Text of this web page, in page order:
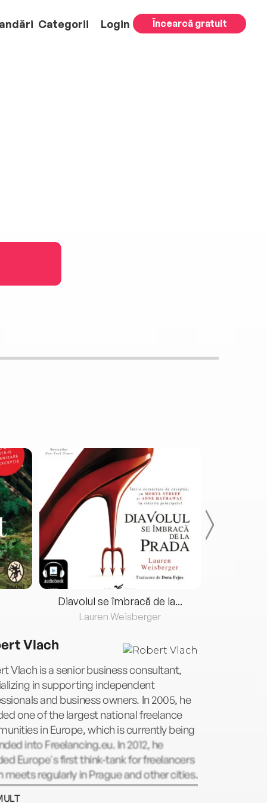
Categorii Login Încearcă gratuit
Diavolul se îmbracă de la...
Lauren Weisberger
Vlach
Vlach is a senior business consultant,
in supporting independent
and business owners. In 2005, he
one of the largest national freelance
in Europe, which is currently being
into Freelancing.eu. In 2012, he
Europe's first think-tank for freelancers
meets regularly in Prague and other cities.
been holding freelancing courses for